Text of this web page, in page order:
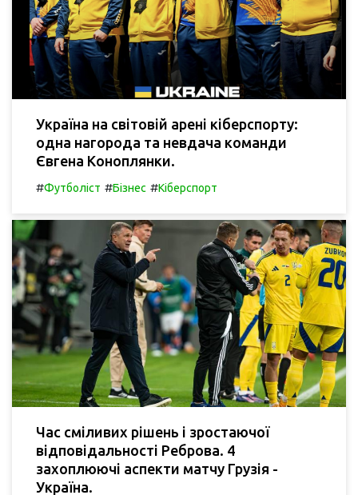
Україна на світовій арені кіберспорту:
одна нагорода та невдача команди
Євгена Коноплянки.
#Футболіст #Бізнес #Кіберспорт
Час сміливих рішень і зростаючої
відповідальності Реброва. 4
захоплюючі аспекти матчу Грузія -
Україна.